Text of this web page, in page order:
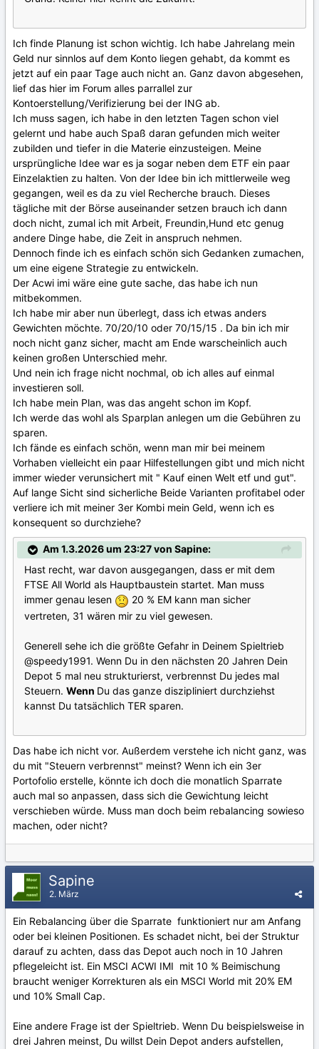
Ich finde Planung ist schon wichtig. Ich habe Jahrelang mein
Geld nur sinnlos auf dem Konto liegen gehabt, da kommt es
jetzt auf ein paar Tage auch nicht an. Ganz davon abgesehen,
lief das hier im Forum alles parrallel zur
Kontoerstellung/Verifizierung bei der ING ab.
Ich muss sagen, ich habe in den letzten Tagen schon viel
gelernt und habe auch Spaß daran gefunden mich weiter
zubilden und tiefer in die Materie einzusteigen. Meine
ursprüngliche Idee war es ja sogar neben dem ETF ein paar
Einzelaktien zu halten. Von der Idee bin ich mittlerweile weg
gegangen, weil es da zu viel Recherche brauch. Dieses
tägliche mit der Börse auseinander setzen brauch ich dann
doch nicht, zumal ich mit Arbeit, Freundin,Hund etc genug
andere Dinge habe, die Zeit in anspruch nehmen.
Dennoch finde ich es einfach schön sich Gedanken zumachen,
um eine eigene Strategie zu entwickeln.
Der Acwi imi wäre eine gute sache, das habe ich nun
mitbekommen.
Ich habe mir aber nun überlegt, dass ich etwas anders
Gewichten möchte. 70/20/10 oder 70/15/15 . Da bin ich mir
noch nicht ganz sicher, macht am Ende warscheinlich auch
keinen großen Unterschied mehr.
Und nein ich frage nicht nochmal, ob ich alles auf einmal
investieren soll.
Ich habe mein Plan, was das angeht schon im Kopf.
Ich werde das wohl als Sparplan anlegen um die Gebühren zu
sparen.
Ich fände es einfach schön, wenn man mir bei meinem
Vorhaben vielleicht ein paar Hilfestellungen gibt und mich nicht
immer wieder verunsichert mit " Kauf einen Welt etf und gut".
Auf lange Sicht sind sicherliche Beide Varianten profitabel oder
verliere ich mit meiner 3er Kombi mein Geld, wenn ich es
konsequent so durchziehe?
Am 1.3.2026 um 23:27 von Sapine:
Hast recht, war davon ausgegangen, dass er mit dem
FTSE All World als Hauptbaustein startet. Man muss
immer genau lesen
20 % EM kann man sicher
vertreten, 31 wären mir zu viel gewesen.
Generell sehe ich die größte Gefahr in Deinem Spieltrieb
@speedy1991. Wenn Du in den nächsten 20 Jahren Dein
Depot 5 mal neu strukturierst, verbrennst Du jedes mal
Steuern. Wenn Du das ganze diszipliniert durchziehst
kannst Du tatsächlich TER sparen.
Das habe ich nicht vor. Außerdem verstehe ich nicht ganz, was
du mit "Steuern verbrennst" meinst? Wenn ich ein 3er
Portofolio erstelle, könnte ich doch die monatlich Sparrate
auch mal so anpassen, dass sich die Gewichtung leicht
verschieben würde. Muss man doch beim rebalancing sowieso
machen, oder nicht?
Sapine
2. März
Ein Rebalancing über die Sparrate funktioniert nur am Anfang
oder bei kleinen Positionen. Es schadet nicht, bei der Struktur
darauf zu achten, dass das Depot auch noch in 10 Jahren
pflegeleicht ist. Ein MSCI ACWI IMI mit 10 % Beimischung
braucht weniger Korrekturen als ein MSCI World mit 20% EM
und 10% Small Cap.
Eine andere Frage ist der Spieltrieb. Wenn Du beispielsweise in
drei Jahren meinst, Du willst Dein Depot anders aufstellen,